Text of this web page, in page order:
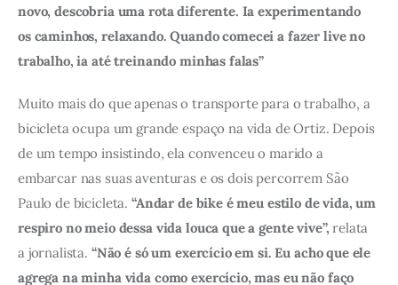
novo, descobria uma rota diferente. Ia experimentando
os caminhos, relaxando. Quando comecei a fazer live no
trabalho, ia até treinando minhas falas”
Muito mais do que apenas o transporte para o trabalho, a
bicicleta ocupa um grande espaço na vida de Ortiz. Depois
de um tempo insistindo, ela convenceu o marido a
embarcar nas suas aventuras e os dois percorrem São
Paulo de bicicleta. “Andar de bike é meu estilo de vida, um
respiro no meio dessa vida louca que a gente vive”, relata
a jornalista. “Não é só um exercício em si. Eu acho que ele
agrega na minha vida como exercício, mas eu não faço